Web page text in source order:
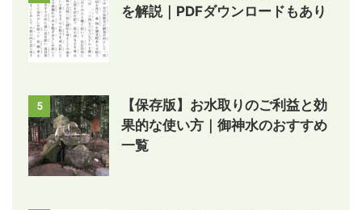
を解説｜PDFダウンロードもあり
5
【保存版】お水取りのご利益と効
果的な使い方｜御神水のおすすめ
一覧